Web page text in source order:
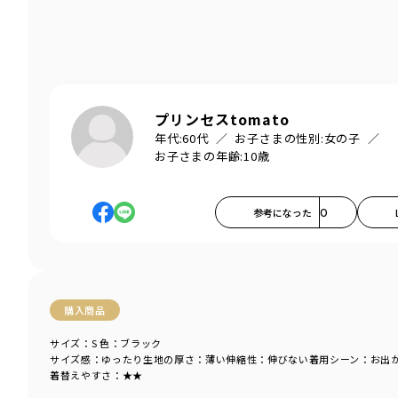
プリンセスtomato
年代:60代 お子さまの性別:女の子
お子さまの年齢:10歳
参考になった 0
購入商品
サイズ感 ：ゆったり 生地の厚さ ：薄い伸縮性 ：伸びない着用シーン ：お出
着替えやすさ ：★★
サイズ：S色：ブラック